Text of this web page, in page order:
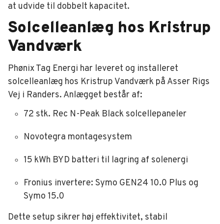
at udvide til dobbelt kapacitet.
Solcelleanlæg hos Kristrup
Vandværk
Phønix Tag Energi har leveret og installeret
solcelleanlæg hos Kristrup Vandværk på Asser Rigs
Vej i Randers. Anlægget består af:
72 stk. Rec N-Peak Black solcellepaneler
Novotegra montagesystem
15 kWh BYD batteri til lagring af solenergi
Fronius invertere: Symo GEN24 10.0 Plus og
Symo 15.0
Dette setup sikrer høj effektivitet, stabil